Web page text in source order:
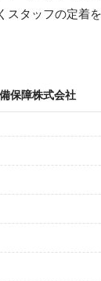
スタッフの定着
保障株式会社